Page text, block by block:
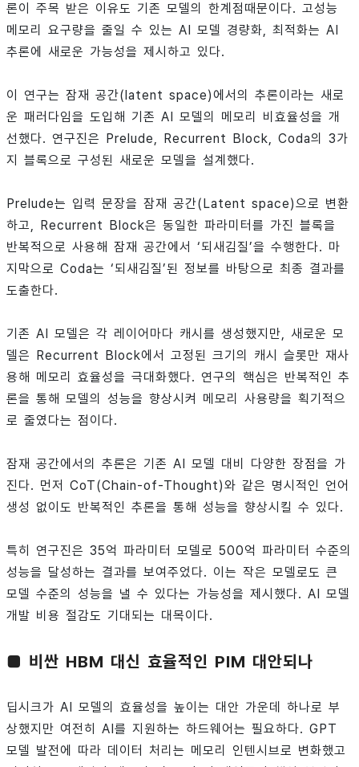
론이 주목 받은 이유도 기존 모델의 한계점때문이다. 고성능
메모리 요구량을 줄일 수 있는 AI 모델 경량화, 최적화는 AI
추론에 새로운 가능성을 제시하고 있다.
이 연구는 잠재 공간(latent space)에서의 추론이라는 새로
운 패러다임을 도입해 기존 AI 모델의 메모리 비효율성을 개
선했다. 연구진은 Prelude, Recurrent Block, Coda의 3가
지 블록으로 구성된 새로운 모델을 설계했다.
Prelude는 입력 문장을 잠재 공간(Latent space)으로 변환
하고, Recurrent Block은 동일한 파라미터를 가진 블록을
반복적으로 사용해 잠재 공간에서 ‘되새김질’을 수행한다. 마
지막으로 Coda는 ‘되새김질’된 정보를 바탕으로 최종 결과를
도출한다.
기존 AI 모델은 각 레이어마다 캐시를 생성했지만, 새로운 모
델은 Recurrent Block에서 고정된 크기의 캐시 슬롯만 재사
용해 메모리 효율성을 극대화했다. 연구의 핵심은 반복적인 추
론을 통해 모델의 성능을 향상시켜 메모리 사용량을 획기적으
로 줄였다는 점이다.
잠재 공간에서의 추론은 기존 AI 모델 대비 다양한 장점을 가
진다. 먼저 CoT(Chain-of-Thought)와 같은 명시적인 언어
생성 없이도 반복적인 추론을 통해 성능을 향상시킬 수 있다.
특히 연구진은 35억 파라미터 모델로 500억 파라미터 수준의
성능을 달성하는 결과를 보여주었다. 이는 작은 모델로도 큰
모델 수준의 성능을 낼 수 있다는 가능성을 제시했다. AI 모델
개발 비용 절감도 기대되는 대목이다.
■ 비싼 HBM 대신 효율적인 PIM 대안되나
딥시크가 AI 모델의 효율성을 높이는 대안 가운데 하나로 부
상했지만 여전히 AI를 지원하는 하드웨어는 필요하다. GPT
모델 발전에 따라 데이터 처리는 메모리 인텐시브로 변화했고